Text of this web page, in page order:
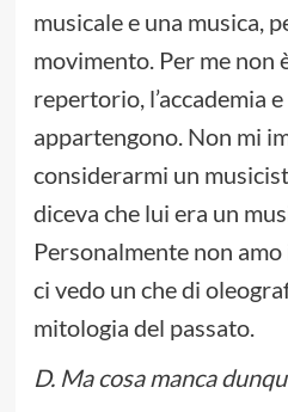
musicale e una musica,
movimento. Per me non
repertorio, l’accademia
appartengono. Non mi
considerarmi un
diceva che lui era un
Personalmente non amo
ci vedo un che di
mitologia del passato.
D. Ma cosa manca